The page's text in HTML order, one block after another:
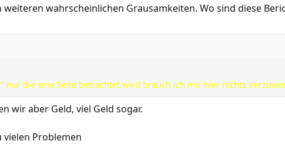
weiteren wahrscheinlichen Grausamkeiten. Wo sind diese
nur die eine Seite betrachtet wird brauch ich mir hier nichts
wir aber Geld, viel Geld sogar.
Problemen